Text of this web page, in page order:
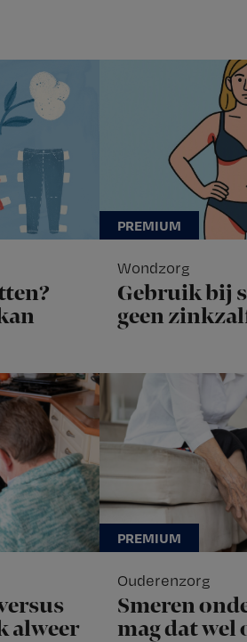
Wondzorg
Gebruik bij
geen
alweer
Ouderenzorg
Smeren
mag dat wel